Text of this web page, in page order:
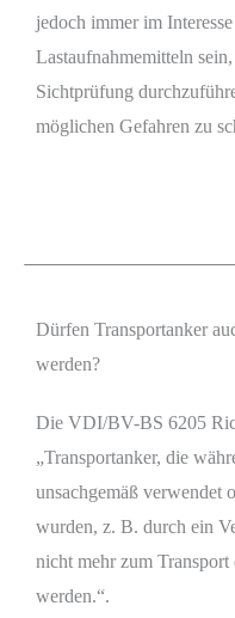
jedoch immer im
Lastaufnahmemitteln
Sichtprüfung
möglichen Gefahren zu
Dürfen Transportanker
werden?
Die VDI/BV-BS 6205
„Transportanker, die
unsachgemäß verwendet
wurden, z. B. durch ein
nicht mehr zum
werden.“.